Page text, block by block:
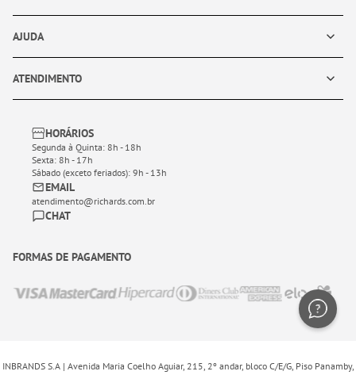
AJUDA
ATENDIMENTO
HORÁRIOS
Segunda à Quinta: 8h - 18h
Sexta: 8h - 17h
Sábado (exceto feriados): 9h - 13h
EMAIL
atendimento@richards.com.br
CHAT
FORMAS DE PAGAMENTO
INBRANDS S.A | Avenida Maria Coelho Aguiar, 215, 2º andar, bloco C/E/G, Piso Panamby,